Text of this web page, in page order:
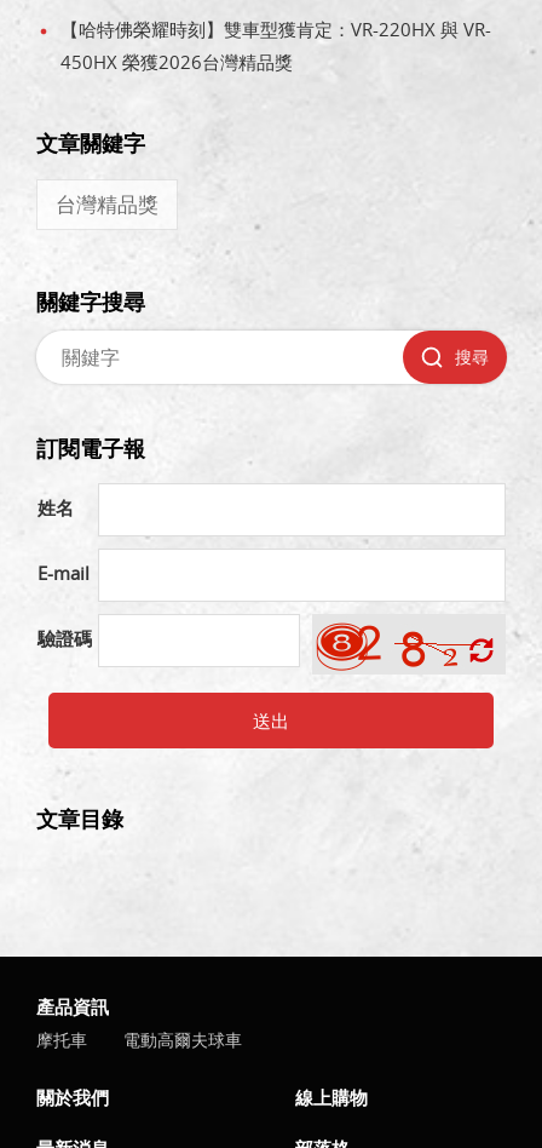
【哈特佛榮耀時刻】雙車型獲肯定：VR-220HX 與 VR-
450HX 榮獲2026台灣精品獎
文章關鍵字
台灣精品獎
關鍵字搜尋
搜尋
訂閱電子報
姓名
E-mail
驗證碼
送出
文章目錄
產品資訊
摩托車 電動高爾夫球車
關於我們 線上購物